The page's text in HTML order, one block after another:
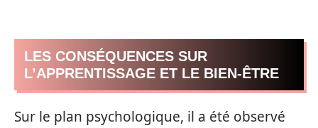
LES CONSÉQUENCES SUR
L’APPRENTISSAGE ET LE BIEN-ÊTRE
Sur le plan psychologique, il a été observé